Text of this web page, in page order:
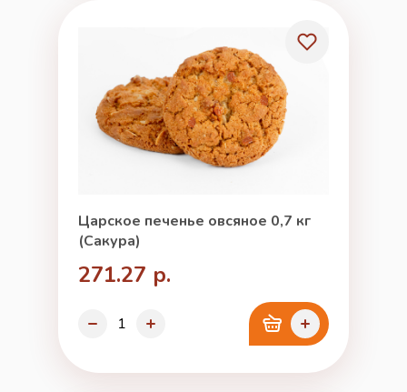
Царское печенье овсяное 0,7 кг
(Сакура)
271.27 р.